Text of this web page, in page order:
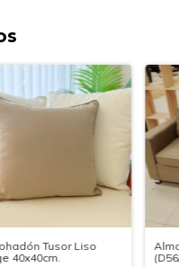
Tusor Liso
40x40cm.